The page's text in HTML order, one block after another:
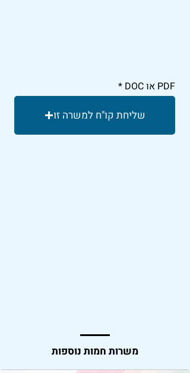
PDF או DOC
שליחת קו"ח למשרה זו
משרות חמות נוספות